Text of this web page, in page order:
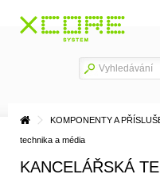
KOMPONENTY A
technika a média
KANCELÁŘSKÁ